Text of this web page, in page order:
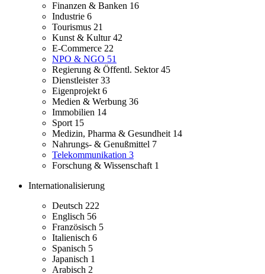
Finanzen & Banken 16
Industrie 6
Tourismus 21
Kunst & Kultur42
E-Commerce 22
NPO & NGO 51
Regierung & Öffentl. Sektor45
Dienstleister33
Eigenprojekt 6
Medien & Werbung 36
Immobilien 14
Sport 15
Medizin, Pharma & Gesundheit 14
Nahrungs- & Genußmittel 7
Telekommunikation 3
Forschung & Wissenschaft 1
Internationalisierung
Deutsch 222
Englisch 56
Französisch 5
Italienisch 6
Spanisch 5
Japanisch 1
Arabisch 2